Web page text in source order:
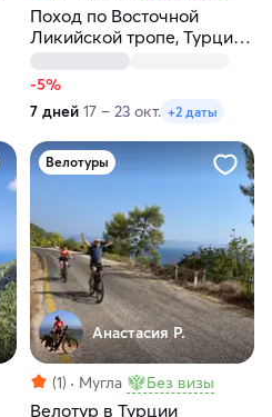
Поход по Восточной
Ликийской тропе, Турция:
море, горы и древняя
Ликия
-5%
7 дней 17 – 23 окт. +2 даты
Велотуры
Анастасия Р.
(1) Мугла Без визы
Велотур в Турции